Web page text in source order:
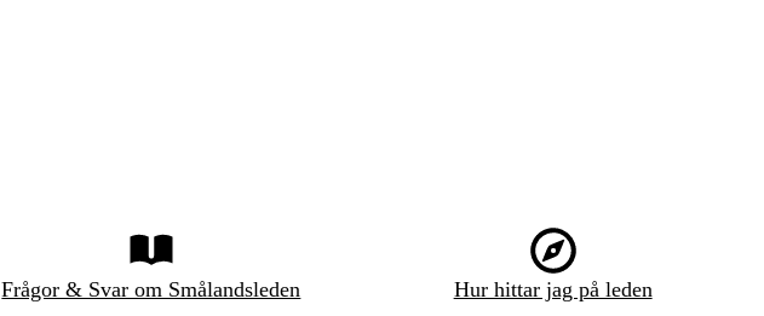
Frågor & Svar om Smålandsleden Hur hittar jag på leden